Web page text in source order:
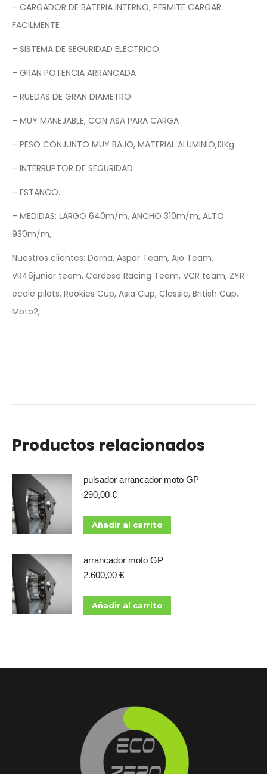
– CARGADOR DE BATERIA INTERNO, PERMITE CARGAR
FACILMENTE
– SISTEMA DE SEGURIDAD ELECTRICO.
– GRAN POTENCIA ARRANCADA
– RUEDAS DE GRAN DIAMETRO.
– MUY MANEJABLE, CON ASA PARA CARGA
– PESO CONJUNTO MUY BAJO, MATERIAL ALUMINIO,13Kg
– INTERRUPTOR DE SEGURIDAD
– ESTANCO.
– MEDIDAS: LARGO 640m/m, ANCHO 310m/m, ALTO
930m/m,
Nuestros clientes: Dorna, Aspar Team, Ajo Team,
VR46junior team, Cardoso Racing Team, VCR team, ZYR
ecole pilots, Rookies Cup, Asia Cup, Classic, British Cup,
Moto2,
Productos relacionados
pulsador arrancador moto GP
290,00 €
Añadir al carrito
arrancador moto GP
2.600,00 €
Añadir al carrito